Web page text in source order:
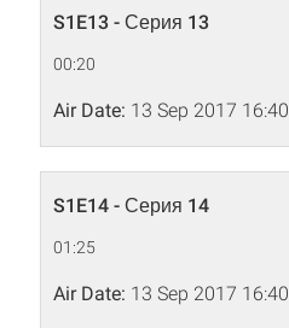
S1E13 - Серия 13
00:20
Air Date: 13 Sep 2017 16:40
S1E14 - Серия 14
01:25
Air Date: 13 Sep 2017 16:40